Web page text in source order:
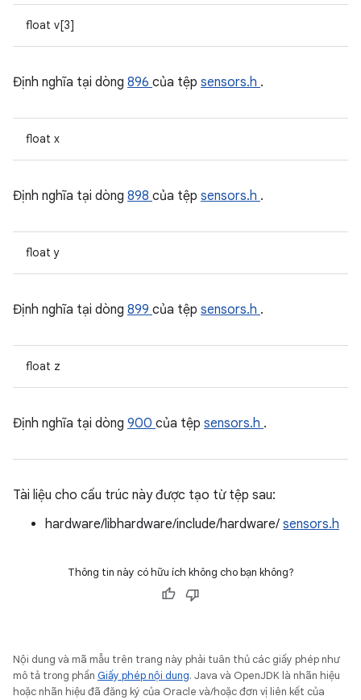
float v[3]
Định nghĩa tại dòng 896 của tệp sensors.h .
float x
Định nghĩa tại dòng 898 của tệp sensors.h .
float y
Định nghĩa tại dòng 899 của tệp sensors.h .
float z
Định nghĩa tại dòng 900 của tệp sensors.h .
Tài liệu cho cấu trúc này được tạo từ tệp sau:
hardware/libhardware/include/hardware/ sensors.h
Thông tin này có hữu ích không cho bạn không?
Nội dung và mã mẫu trên trang này phải tuân thủ các giấy phép như
mô tả trong phần Giấy phép nội dung. Java và OpenJDK là nhãn hiệu
hoặc nhãn hiệu đã đăng ký của Oracle và/hoặc đơn vị liên kết của